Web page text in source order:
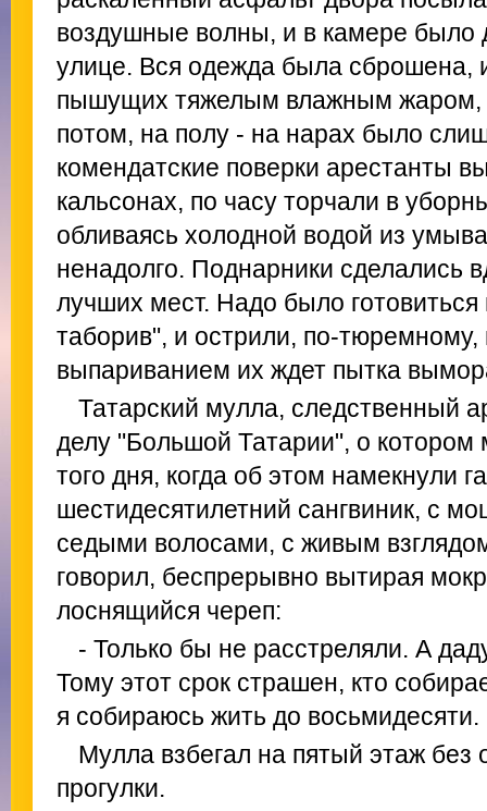
воздушные волны, и в камере было
улице. Вся одежда была сброшена,
пышущих тяжелым влажным жаром,
потом, на полу - на нарах было
комендатские поверки арестанты
кальсонах, по часу торчали в
обливаясь холодной водой из
ненадолго. Поднарники сделались
лучших мест. Надо было готовиться
таборив", и острили, по-
выпариванием их ждет пытка
Татарский мулла, следственный
делу "Большой Татарии", о
того дня, когда об этом намекнули
шестидесятилетний сангвиник, с
седыми волосами, с живым
говорил, беспрерывно вытирая
лоснящийся череп:
- Только бы не расстреляли. А
Тому этот срок страшен, кто
я собираюсь жить до восьмидесяти.
Мулла взбегал на пятый этаж
прогулки.